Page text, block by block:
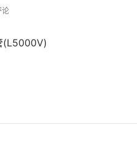
论
(L5000V)